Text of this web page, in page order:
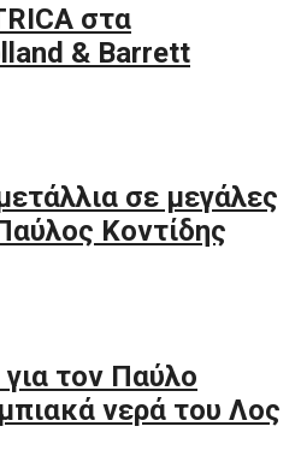
στα
& Barrett
σε μεγάλες
Κοντίδης
τον Παύλο
νερά του Λος